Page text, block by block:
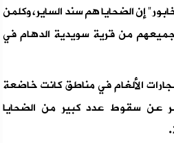
إن الضحايا هم سند الساير، وكلمن
وجميعهم من قرية سويدية الدهام في
الألغام في مناطق كانت خاضعة
عن سقوط عدد كبير من الضحايا